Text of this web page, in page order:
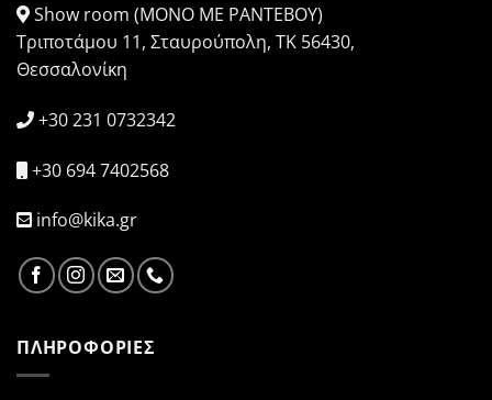
Show room (ΜΟΝΟ ΜΕ ΡΑΝΤΕΒΟΥ)
Τριποτάμου 11, Σταυρούπολη, ΤΚ 56430,
Θεσσαλονίκη
+30 231 0732342
+30 694 7402568
info@kika.gr
ΠΛΗΡΟΦΟΡΙΕΣ